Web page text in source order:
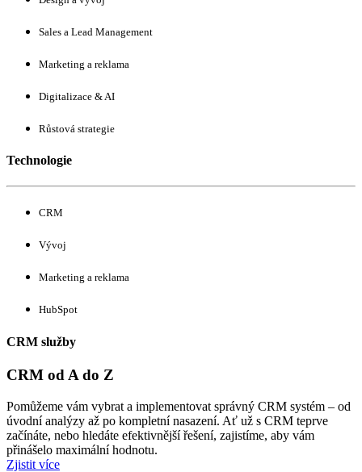
Sales a Lead Management
Marketing a reklama
Digitalizace & AI
Růstová strategie
Technologie
CRM
Vývoj
Marketing a reklama
HubSpot
CRM služby
CRM od A do Z
Pomůžeme vám vybrat a implementovat správný CRM systém – od
úvodní analýzy až po kompletní nasazení. Ať už s CRM teprve
začínáte, nebo hledáte efektivnější řešení, zajistíme, aby vám
přinášelo maximální hodnotu.
Zjistit více